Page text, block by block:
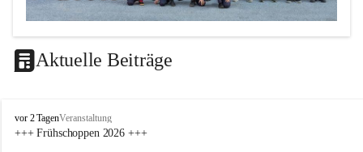
Aktuelle Beiträge
F
F
vor 2 TagenVeranstaltung
+++ Frühschoppen 2026 +++